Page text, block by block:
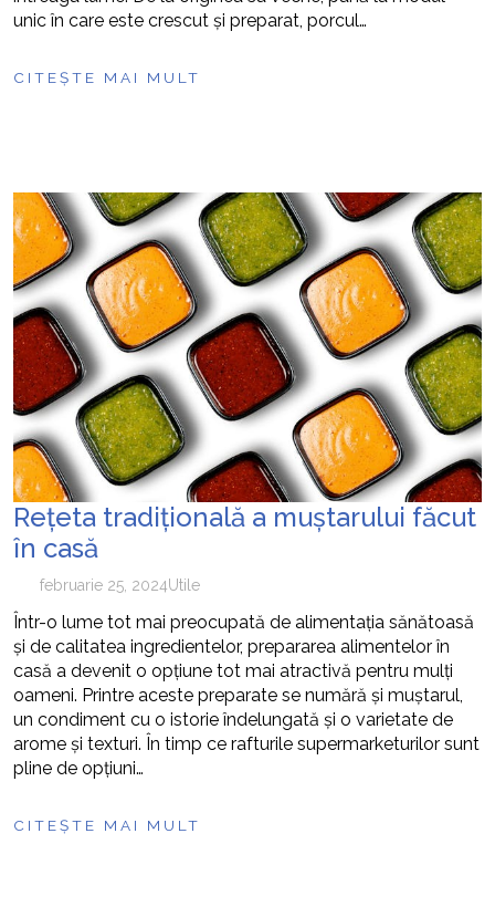
unic în care este crescut și preparat, porcul…
CITEȘTE MAI MULT
Rețeta tradițională a muștarului făcut
în casă
februarie 25, 2024Utile
Într-o lume tot mai preocupată de alimentația sănătoasă
și de calitatea ingredientelor, prepararea alimentelor în
casă a devenit o opțiune tot mai atractivă pentru mulți
oameni. Printre aceste preparate se numără și muștarul,
un condiment cu o istorie îndelungată și o varietate de
arome și texturi. În timp ce rafturile supermarketurilor sunt
pline de opțiuni…
CITEȘTE MAI MULT